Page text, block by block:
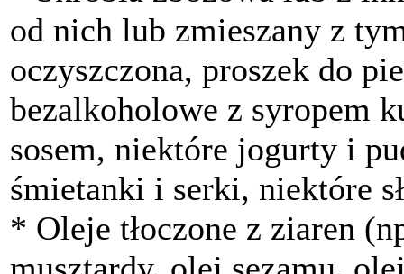
od nich lub zmieszany z
oczyszczona, proszek do
bezalkoholowe z syropem
sosem, niektóre jogurty i
śmietanki i serki, niektóre
* Oleje tłoczone z ziaren